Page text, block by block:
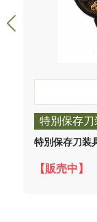
特別保存刀
特別保存刀装
【販売中】